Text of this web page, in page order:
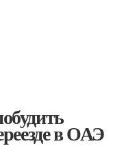
в ОАЭ